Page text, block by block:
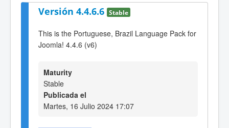
Versión 4.4.6.6 Stable
This is the Portuguese, Brazil Language Pack for
Joomla! 4.4.6 (v6)
Maturity
Stable
Publicada el
Martes, 16 Julio 2024 17:07